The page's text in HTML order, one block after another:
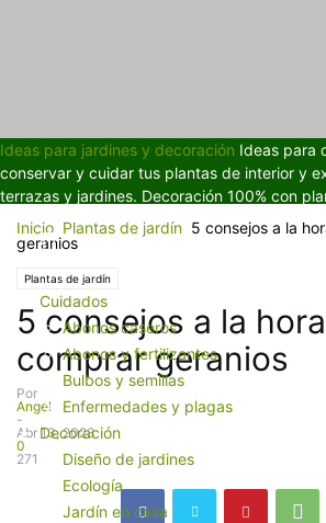
Ideas para jardines y decoración Ideas para
conservar y cuidar tus plantas de interior y
terrazas y jardines. Decoración 100% con
Cuidados
Abonos caseros
Abonos y fertilizantes
Bulbos y semillas
Enfermedades y plagas
Decoración
Diseño de jardines
Ecología
Jardín en casa
Inicio Plantas de jardín 5 consejos a la
geranios
Plantas de jardín
5 consejos a la
comprar geranios
Por
Angel
-
Abr 13, 2023
0
271